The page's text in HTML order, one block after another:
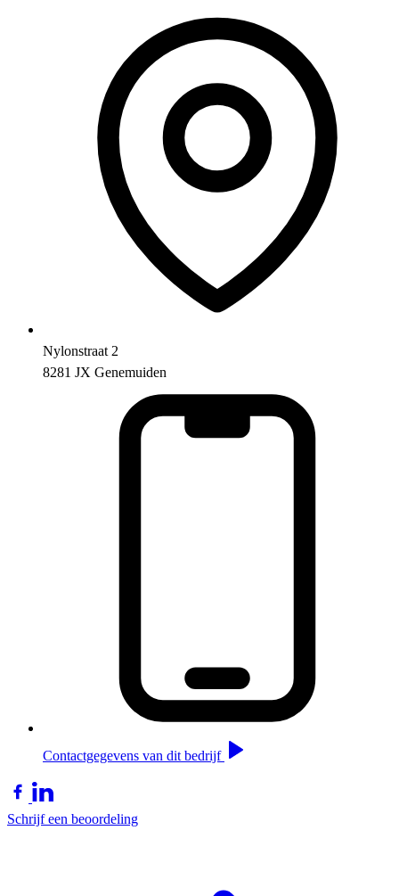
Nylonstraat 2
8281 JX Genemuiden
Contactgegevens van dit bedrijf
Schrijf een beoordeling